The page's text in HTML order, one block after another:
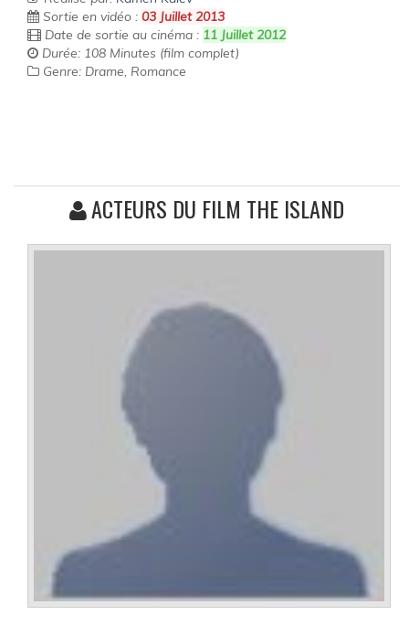
Sortie en vidéo : 03 Juillet 2013
Date de sortie au cinéma : 11 Juillet 2012
Durée: 108 Minutes (film complet)
Genre: Drame, Romance
ACTEURS DU FILM THE ISLAND